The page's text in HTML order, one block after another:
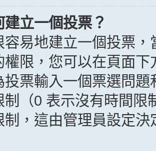
建立一個投票？
容易地建立一個投票
權限，您可以在頁面
投票輸入一個票選問
制（0 表示沒有時間限
制，這由管理員設定決